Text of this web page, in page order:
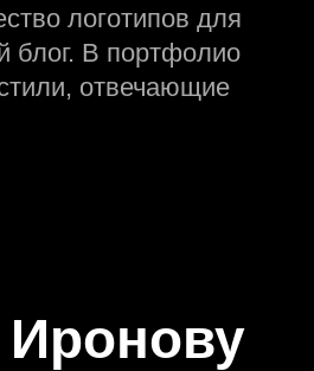
логотипов для
блог. В портфолио
отвечающие